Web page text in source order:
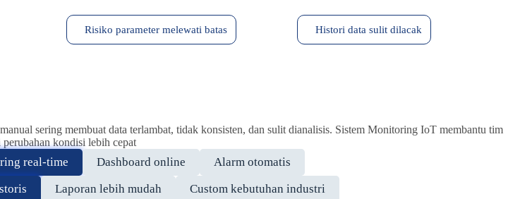
Risiko parameter melewati batas Histori data sulit dilacak
sering membuat data terlambat, tidak konsisten, dan sulit dianalisis. Sistem Monitoring IoT membantu tim
perubahan kondisi lebih cepat
real-time Dashboard online
Alarm otomatis
Laporan lebih mudah Custom kebutuhan industri